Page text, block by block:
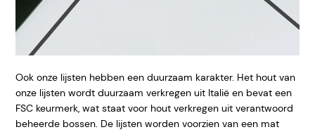
Ook onze lijsten hebben een duurzaam karakter. Het hout van
onze lijsten wordt duurzaam verkregen uit Italië en bevat een
FSC keurmerk, wat staat voor hout verkregen uit verantwoord
beheerde bossen. De lijsten worden voorzien van een mat